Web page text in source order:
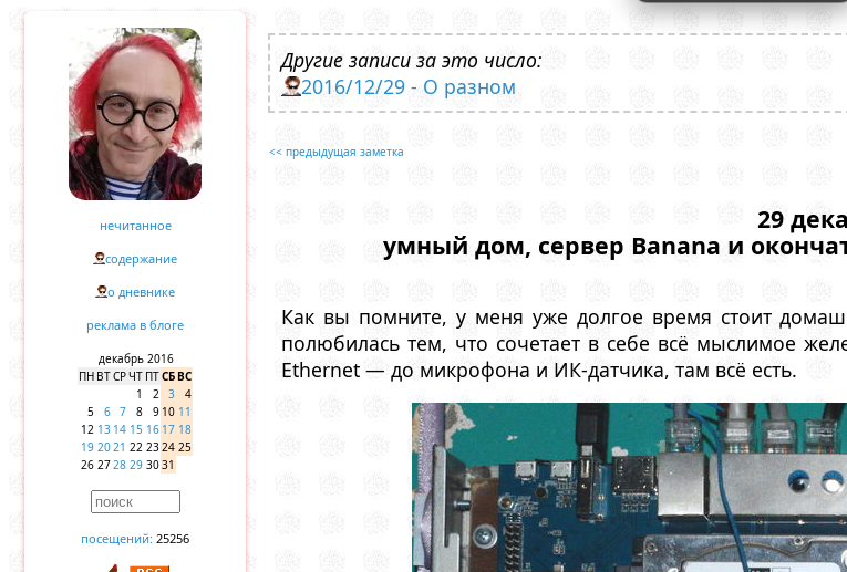
нечитанное
содержание
о дневнике
реклама в блоге
декабрь 2016
ПН ВТСРЧТ ПТСБВС
1
2 3
4
5
6 7 8 9 10 11
12 13 14 15 16 17 18
19 2021 22 2324 25
26 2728 29 3031
посещений: 25256
Другие записи за это число:
2016/12/29 - О разном
<< предыдущая заметка
29
умный дом, cервер Banana и
Как вы помните, у меня уже долгое время стоит
полюбилась тем, что сочетает в себе всё мыслимое
Ethernet — до микрофона и ИК-датчика, там всё есть.